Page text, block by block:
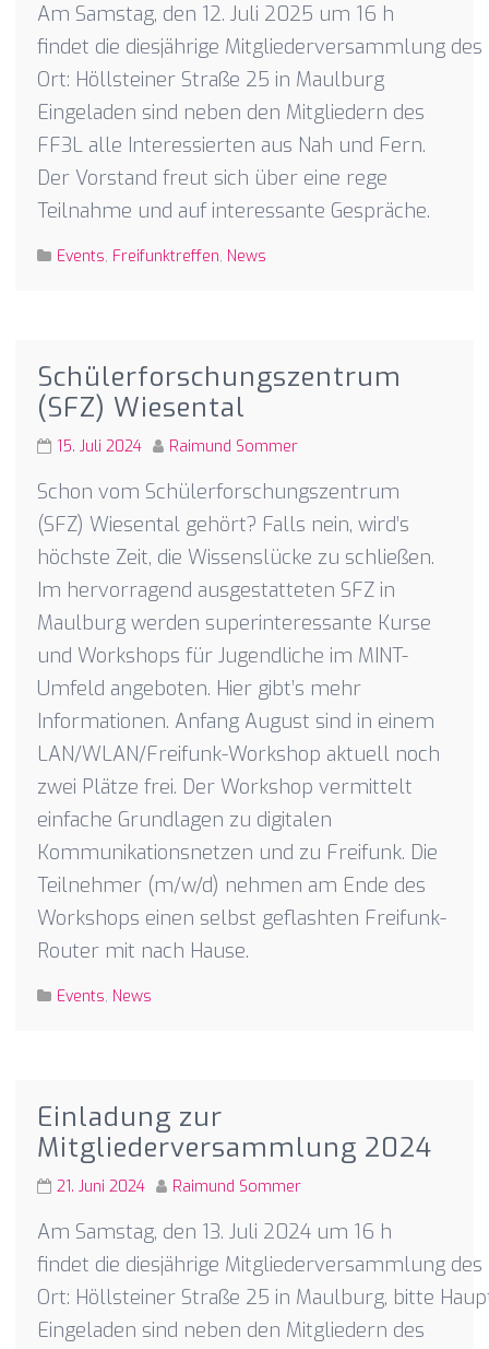
Am Samstag, den 12. Juli 2025 um 16 h
findet die diesjährige Mitgliederversammlung des
Ort: Höllsteiner Straße 25 in Maulburg
Eingeladen sind neben den Mitgliedern des
FF3L alle Interessierten aus Nah und Fern.
Der Vorstand freut sich über eine rege
Teilnahme und auf interessante Gespräche.
Events, Freifunktreffen, News
Schülerforschungszentrum
(SFZ) Wiesental
15. Juli 2024 Raimund Sommer
Schon vom Schülerforschungszentrum
(SFZ) Wiesental gehört? Falls nein, wird’s
höchste Zeit, die Wissenslücke zu schließen.
Im hervorragend ausgestatteten SFZ in
Maulburg werden superinteressante Kurse
und Workshops für Jugendliche im MINT-
Umfeld angeboten. Hier gibt’s mehr
Informationen. Anfang August sind in einem
LAN/WLAN/Freifunk-Workshop aktuell noch
zwei Plätze frei. Der Workshop vermittelt
einfache Grundlagen zu digitalen
Kommunikationsnetzen und zu Freifunk. Die
Teilnehmer (m/w/d) nehmen am Ende des
Workshops einen selbst geflashten Freifunk-
Router mit nach Hause.
Events, News
Einladung zur
Mitgliederversammlung 2024
21. Juni 2024 Raimund Sommer
Am Samstag, den 13. Juli 2024 um 16 h
findet die diesjährige Mitgliederversammlung des
Ort: Höllsteiner Straße 25 in Maulburg, bitte
Eingeladen sind neben den Mitgliedern des